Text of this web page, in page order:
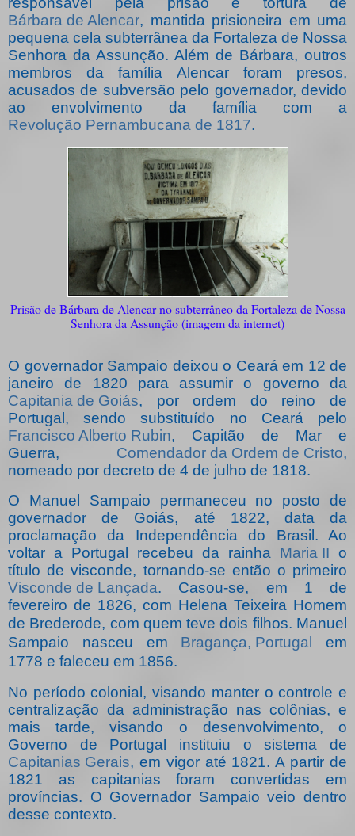
Bárbara de Alencar, mantida prisioneira em uma
pequena cela subterrânea da Fortaleza de Nossa
Senhora da Assunção. Além de Bárbara, outros
membros da família Alencar foram presos,
acusados de subversão pelo governador, devido
ao envolvimento da família com a
Revolução Pernambucana de 1817.
Prisão de Bárbara de Alencar no subterrâneo da Fortaleza de Nossa
Senhora da Assunção (imagem da internet)
O governador Sampaio deixou o Ceará em 12 de
janeiro de 1820 para assumir o governo da
Capitania de Goiás, por ordem do reino de
Portugal, sendo substituído no Ceará pelo
Francisco Alberto Rubin, Capitão de Mar e
Guerra, Comendador da Ordem de Cristo,
nomeado por decreto de 4 de julho de 1818.
O Manuel Sampaio permaneceu no posto de
governador de Goiás, até 1822, data da
proclamação da Independência do Brasil. Ao
voltar a Portugal recebeu da rainha Maria II o
título de visconde, tornando-se então o primeiro
Visconde de Lançada. Casou-se, em 1 de
fevereiro de 1826, com Helena Teixeira Homem
de Brederode, com quem teve dois filhos. Manuel
Sampaio nasceu em Bragança, Portugal em
1778 e faleceu em 1856.
No período colonial, visando manter o controle e
centralização da administração nas colônias, e
mais tarde, visando o desenvolvimento, o
Governo de Portugal instituiu o sistema de
Capitanias Gerais, em vigor até 1821. A partir de
1821 as capitanias foram convertidas em
províncias. O Governador Sampaio veio dentro
desse contexto.